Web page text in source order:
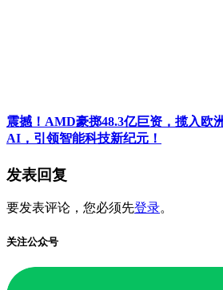
震撼！AMD豪掷48.3亿巨资，揽入欧
AI，引领智能科技新纪元！
发表回复
要发表评论，您必须先登录。
关注公众号